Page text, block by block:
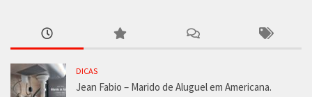
DICAS
Jean Fabio – Marido de Aluguel em Americana.